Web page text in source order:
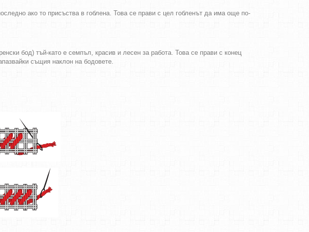
ако то присъства в гоблена. Това се прави с цел гобленът да има още по-
бод) тъй-като е семпъл, красив и лесен за работа. Това се прави с конец
същия наклон на бодовете.